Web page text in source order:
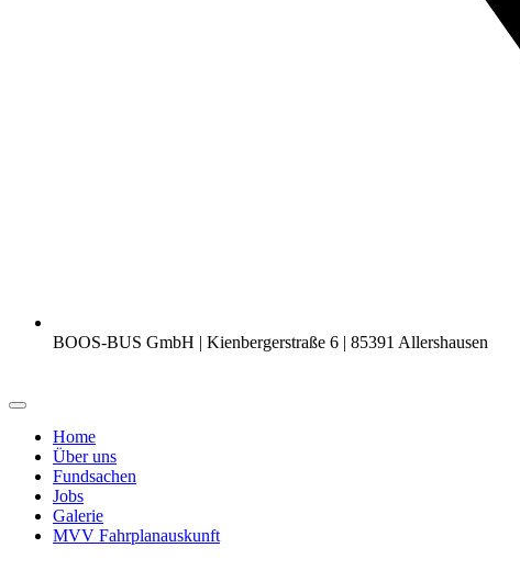
BOOS-BUS GmbH | Kienbergerstraße 6 | 85391 Allershausen
Home
Über uns
Fundsachen
Jobs
Galerie
MVV Fahrplanauskunft